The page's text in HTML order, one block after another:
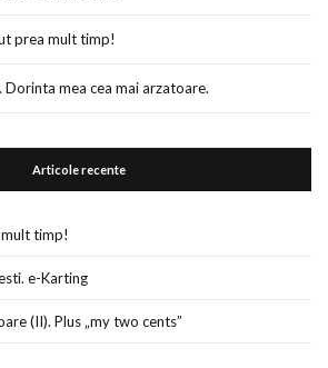
prea mult timp!
Dorinta mea cea mai arzatoare.
Articole recente
mult timp!
e-Karting
(II). Plus „my two cents”